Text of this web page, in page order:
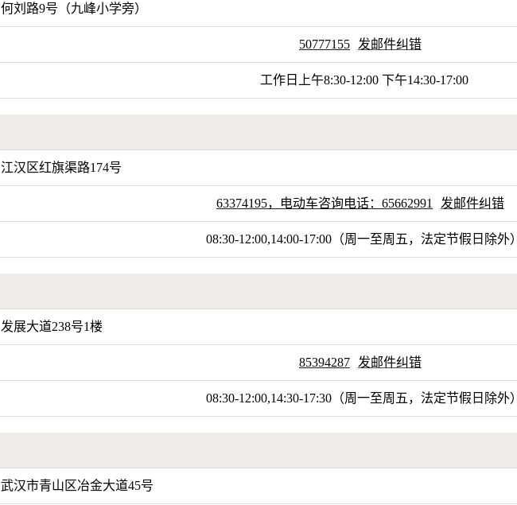
何刘路9号（九峰小学旁）
50777155 发邮件纠错
工作日上午8:30-12:00 下午14:30-17:00
江汉区红旗渠路174号
63374195，电动车咨询电话：65662991 发邮件纠错
08:30-12:00,14:00-17:00（周一至周五，法定节假日除外）
发展大道238号1楼
85394287 发邮件纠错
08:30-12:00,14:30-17:30（周一至周五，法定节假日除外）
武汉市青山区冶金大道45号